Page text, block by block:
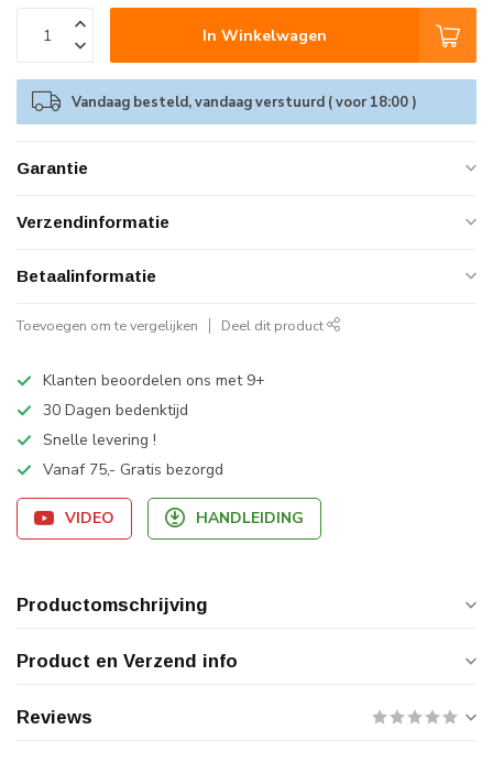
In Winkelwagen
Vandaag besteld, vandaag verstuurd ( voor 18:00 )
Garantie
Verzendinformatie
Betaalinformatie
Toevoegen om te vergelijken Deel dit product
Klanten beoordelen ons met 9+
30 Dagen bedenktijd
Snelle levering !
Vanaf 75,- Gratis bezorgd
VIDEO HANDLEIDING
Productomschrijving
Product en Verzend info
Reviews